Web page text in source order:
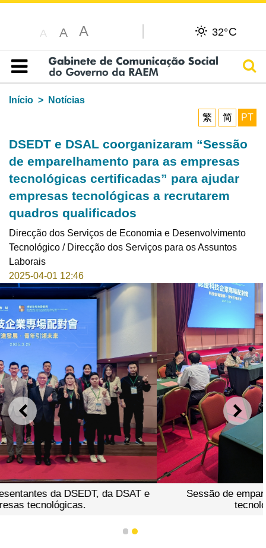
A A A 32°C
Índice
Início
Notícias
繁
简 PT
DSEDT e DSAL coorganizaram “Sessão
de emparelhamento para as empresas
tecnológicas certificadas” para ajudar
empresas tecnológicas a recrutarem
quadros qualificados
Direcção dos Serviços de Economia e Desenvolvimento
Tecnológico / Direcção dos Serviços para os Assuntos
Laborais
2025-04-01 12:46
ANTERIOR
Sessão de emparelhamento para as empresas
tecnológicas certificadas
1 2